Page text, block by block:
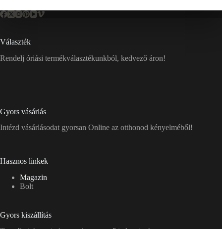
Választék
Rendelj óriási termékválasztékunkból, kedvező áron!
Gyors vásárlás
Intézd vásárlásodat gyorsan Online az otthonod kényelméből!
Hasznos linkek
Magazin
Bolt
Gyors kiszállítás